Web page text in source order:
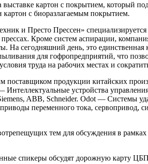
картон с покрытием, который
картон с биоразлагаемым покрытием.
и Престо Прессен»
Кроме систем аспирации,
На сегодняшний день, это
для гофропредприятий, что
труда на рабочих местах и
поставщиком продукции китайских
устройства
ABB, Schneider. Odot — Системы
переменного тока, сервопривод,
тем для обсуждения в
спикеры обсудят дорожную карту